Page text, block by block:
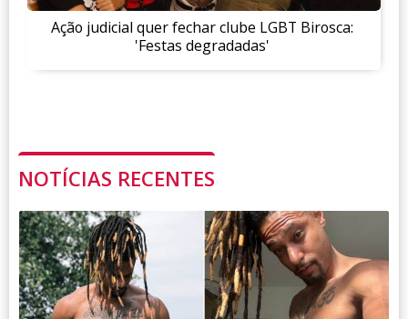
Ação judicial quer fechar clube LGBT Birosca:
'Festas degradadas'
NOTÍCIAS RECENTES